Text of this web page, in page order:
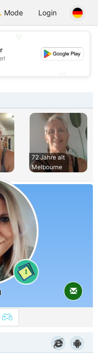
Chat
Mode Login
72 Jahre alt
Melbourne
1